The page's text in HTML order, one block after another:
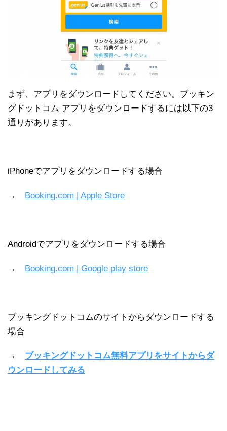
まず、アプリをダウンロードしてください。ブッキン
グドットコム アプリをダウンロードするには以下の3
通りがあります。
iPhoneでアプリをダウンロードする場合
→ Booking.com | Apple Store
Androidでアプリをダウンロードする場合
→ Booking.com | Google play store
ブッキングドットコムのサイトからダウンロードする
場合
→ ブッキングドットコム無料アプリをサイトからダ
ウンロードしてみる